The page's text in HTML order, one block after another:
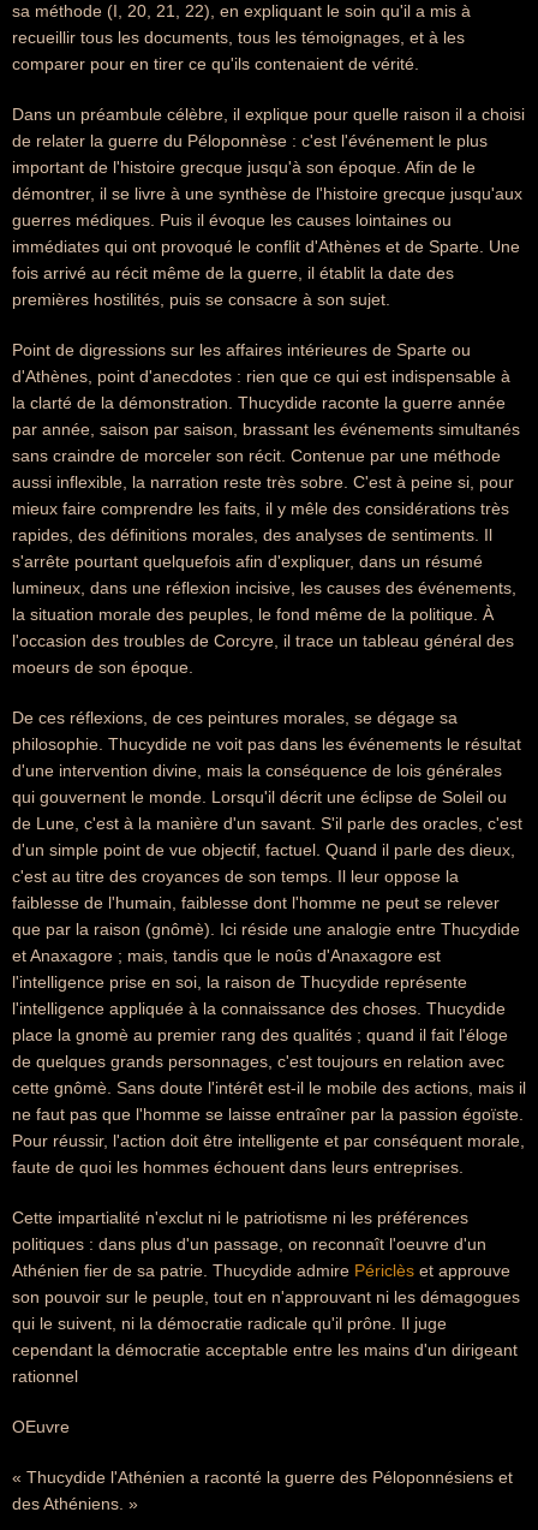
sa méthode (I, 20, 21, 22), en expliquant le soin qu'il a mis à
recueillir tous les documents, tous les témoignages, et à les
comparer pour en tirer ce qu'ils contenaient de vérité.
Dans un préambule célèbre, il explique pour quelle raison il a choisi
de relater la guerre du Péloponnèse : c'est l'événement le plus
important de l'histoire grecque jusqu'à son époque. Afin de le
démontrer, il se livre à une synthèse de l'histoire grecque jusqu'aux
guerres médiques. Puis il évoque les causes lointaines ou
immédiates qui ont provoqué le conflit d'Athènes et de Sparte. Une
fois arrivé au récit même de la guerre, il établit la date des
premières hostilités, puis se consacre à son sujet.
Point de digressions sur les affaires intérieures de Sparte ou
d'Athènes, point d'anecdotes : rien que ce qui est indispensable à
la clarté de la démonstration. Thucydide raconte la guerre année
par année, saison par saison, brassant les événements simultanés
sans craindre de morceler son récit. Contenue par une méthode
aussi inflexible, la narration reste très sobre. C'est à peine si, pour
mieux faire comprendre les faits, il y mêle des considérations très
rapides, des définitions morales, des analyses de sentiments. Il
s'arrête pourtant quelquefois afin d'expliquer, dans un résumé
lumineux, dans une réflexion incisive, les causes des événements,
la situation morale des peuples, le fond même de la politique. À
l'occasion des troubles de Corcyre, il trace un tableau général des
moeurs de son époque.
De ces réflexions, de ces peintures morales, se dégage sa
philosophie. Thucydide ne voit pas dans les événements le résultat
d'une intervention divine, mais la conséquence de lois générales
qui gouvernent le monde. Lorsqu'il décrit une éclipse de Soleil ou
de Lune, c'est à la manière d'un savant. S'il parle des oracles, c'est
d'un simple point de vue objectif, factuel. Quand il parle des dieux,
c'est au titre des croyances de son temps. Il leur oppose la
faiblesse de l'humain, faiblesse dont l'homme ne peut se relever
que par la raison (gnômè). Ici réside une analogie entre Thucydide
et Anaxagore ; mais, tandis que le noûs d'Anaxagore est
l'intelligence prise en soi, la raison de Thucydide représente
l'intelligence appliquée à la connaissance des choses. Thucydide
place la gnomè au premier rang des qualités ; quand il fait l'éloge
de quelques grands personnages, c'est toujours en relation avec
cette gnômè. Sans doute l'intérêt est-il le mobile des actions, mais il
ne faut pas que l'homme se laisse entraîner par la passion égoïste.
Pour réussir, l'action doit être intelligente et par conséquent morale,
faute de quoi les hommes échouent dans leurs entreprises.
Cette impartialité n'exclut ni le patriotisme ni les préférences
politiques : dans plus d'un passage, on reconnaît l'oeuvre d'un
Athénien fier de sa patrie. Thucydide admire Périclès et approuve
son pouvoir sur le peuple, tout en n'approuvant ni les démagogues
qui le suivent, ni la démocratie radicale qu'il prône. Il juge
cependant la démocratie acceptable entre les mains d'un dirigeant
rationnel
OEuvre
« Thucydide l'Athénien a raconté la guerre des Péloponnésiens et
des Athéniens. »